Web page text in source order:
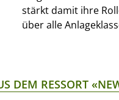
stärkt damit ihre
über alle
DEM RESSORT